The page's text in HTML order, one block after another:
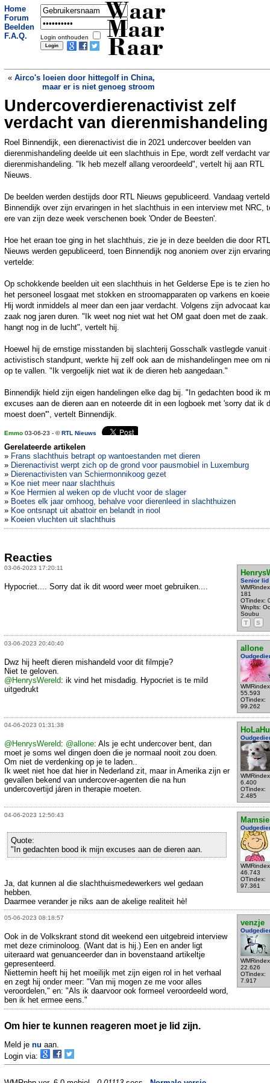
Home
Forum
Beelden
F.A.Q.
Login onthouden
Waar
Maar
Raar
« Airco's loeien door hittegolf in China,
maar er is niet genoeg stroom
Incest en prostitutie: schooldistrict in
VS verbiedt Bijbel»
Undercoverdierenactivist zelf
verdacht van dierenmishandeling
Roel Binnendijk, een dierenactivist die in 2021 undercover beelden van
dierenmishandeling deelde uit een slachthuis in Epe, wordt zelf verdacht
dierenmishandeling. "Ik heb mezelf allang veroordeeld", vertelt hij aan RTL
Nieuws.
De beelden werden destijds door RTL Nieuws gepubliceerd. Vandaag
Binnendijk over zijn ervaringen in het slachthuis in een interview met NRC,
ere van zijn deze week verschenen boek 'Onder de Beesten'.
Hoe het eraan toe ging in het slachthuis, zie je in deze beelden die door RTL
Nieuws werden gepubliceerd, toen Binnendijk nog anoniem over zijn
vertelde:
Op schokkende beelden uit een slachthuis in het Gelderse Epe is te zien
het personeel losgaat met stokken en stroomapparaten op varkens en
Hij wordt inmiddels al meer dan een jaar verdacht. Volgens zijn advocaat
zaak nog jaren duren. "Ik weet nog niet wat het OM gaat doen met de zaak.
hangt nog in de lucht", vertelt hij.
Hoewel hij de ernstige misstanden bij slachterij Gosschalk vastlegde vanuit
activistisch standpunt, werkte hij zelf ook aan de mishandelingen mee om
op te vallen. "Ik vergoelijk niet wat ik de dieren heb aangedaan."
Binnendijk hield zijn eigen handelingen elke dag bij. "In gedachten bood ik
excuses aan de dieren aan en noteerde dit in een logboek met 'sorry dat ik
moest doen'", vertelt Binnendijk.
Emmo 03-06-23 - ©RTL Nieuws
Gerelateerde artikelen
» Frans slachthuis betrapt op wantoestanden met dieren
» Dierenactivist werpt zich op de grond voor pausmobiel in Luxemburg
» Dierenactivisten van Schiermonnikoog gezet
» Koe niet meer naar slachthuis
» Koe Hermien al weken op de vlucht voor de slager
» Boetes elk jaar omhoog, behalve voor dierenleed in slachthuizen
» Koe ontsnapt uit abattoir en belandt in riool
» Koeien vluchten uit slachthuis
Reacties
03-06-2023 17:20:11
Senior lid
181
OTindex:
Wnplts:
Soubu
T
S
Hypocriet.... Sorry dat ik dit woord weer moet gebruiken....
03-06-2023 20:40:40
allone
55.593
OTindex:
99.262
Dwz hij heeft dieren mishandeld voor dit filmpje?
Niet te geloven.
@HenrysWereld: ik vind het misdadig. Hypocriet is te mild
uitgedrukt
04-06-2023 01:31:38
HoLaHu
6.400
OTindex:
2.485
@HenrysWereld: @allone: Als je echt undercover bent, dan
moet je soms wel dingen doen die je normaal nooit zou doen.
Om niet de verdenking op je te laden..
Ik weet niet hoe dat hier in Nederland zit, maar in Amerika zijn er
gevallen bekend van undercover-agenten die na hun
undercovertijd járen in therapie moeten.
04-06-2023 12:50:43
Mamsie
46.743
OTindex:
97.361
Quote:
"In gedachten bood ik mijn excuses aan de dieren aan.
Ja, dat kunnen al die slachthuismedewerkers wel gedaan
hebben.
Daarmee verander je niks aan de akelige realiteit hè!
05-06-2023 08:18:57
venzje
22.626
OTindex:
7.917
Ook in de Volkskrant stond dit weekend een uitgebreid interview
met deze criminoloog. (Want dat is hij.) Een en ander ligt
uiteraard wat genuanceerder dan in bovenstaand artikeltje
gepresenteerd.
Niettemin heeft hij het moeilijk met zijn eigen rol in het verhaal
en zegt hij onder meer: "Van mij mogen ze me voor alles
veroordelen," en: "Als ik daarvoor ook formeel veroordeeld word,
ben ik het ermee eens."
Om hier te kunnen reageren moet je lid zijn.
Meld je nu aan.
Login via: